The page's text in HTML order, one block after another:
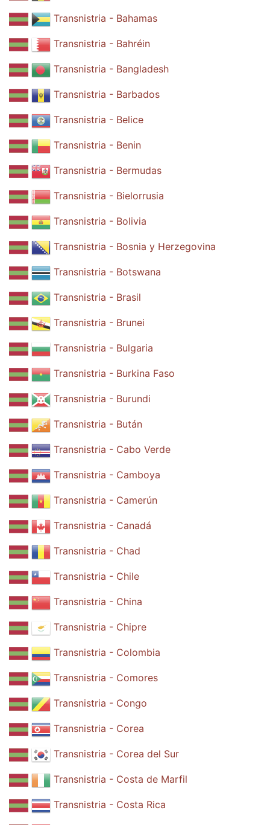
Transnistria - Bahamas
Transnistria - Bahréin
Transnistria - Bangladesh
Transnistria - Barbados
Transnistria - Belice
Transnistria - Benin
Transnistria - Bermudas
Transnistria - Bielorrusia
Transnistria - Bolivia
Transnistria - Bosnia y Herzegovina
Transnistria - Botswana
Transnistria - Brasil
Transnistria - Brunei
Transnistria - Bulgaria
Transnistria - Burkina Faso
Transnistria - Burundi
Transnistria - Bután
Transnistria - Cabo Verde
Transnistria - Camboya
Transnistria - Camerún
Transnistria - Canadá
Transnistria - Chad
Transnistria - Chile
Transnistria - China
Transnistria - Chipre
Transnistria - Colombia
Transnistria - Comores
Transnistria - Congo
Transnistria - Corea
Transnistria - Corea del Sur
Transnistria - Costa de Marfil
Transnistria - Costa Rica